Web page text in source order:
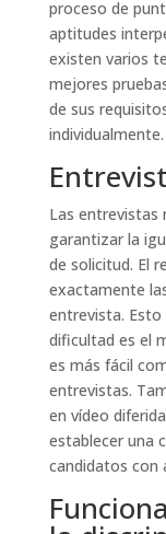
proceso de
aptitudes
existen varios
mejores
de sus
individualmente.
Las
garantizar la
de solicitud. El
exactamente
entrevista. Esto
dificultad es el
es más fácil
entrevistas.
en vídeo
establecer una
candidatos con